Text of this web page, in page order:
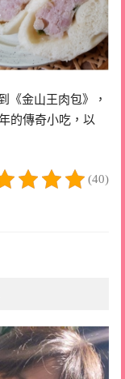
《金山王肉包》，
的傳奇小吃，以
(40)